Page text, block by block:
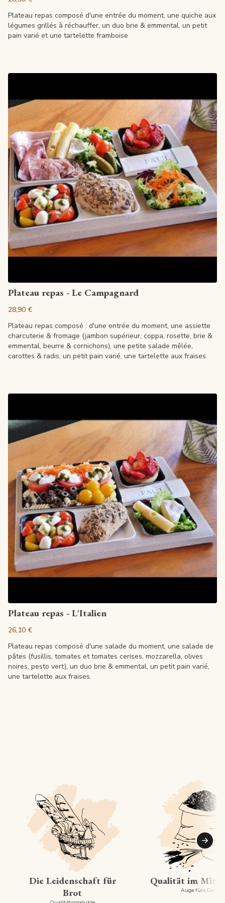
Plateau repas composé d'une entrée du moment, une quiche aux
légumes grillés à réchauffer, un duo brie & emmental, un petit
pain varié et une tartelette framboise
Artikel anzeigen
Plateau repas - Le Campagnard
28,90 €
Plateau repas composé : d'une entrée du moment, une assiette
charcuterie & fromage (jambon supérieur, coppa, rosette, brie &
emmental, beurre & cornichons), une petite salade mêlée,
carottes & radis, un petit pain varié, une tartelette aux fraises.
Artikel anzeigen
Plateau repas - L'Italien
26,10 €
Plateau repas composé d'une salade du moment, une salade de
pâtes (fusillis, tomates et tomates cerises, mozzarella, olives
noires, pesto vert), un duo brie & emmental, un petit pain varié,
une tartelette aux fraises.
Die Leidenschaft für
Brot
Qualität im
Auge fürs Detail